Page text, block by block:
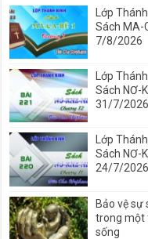
Lớp
Sách MA-
7/8/2026
Lớp
Sách NƠ-
31/7/2026
Lớp
Sách NƠ-
24/7/2026
Bảo vệ sự
trong một
sống